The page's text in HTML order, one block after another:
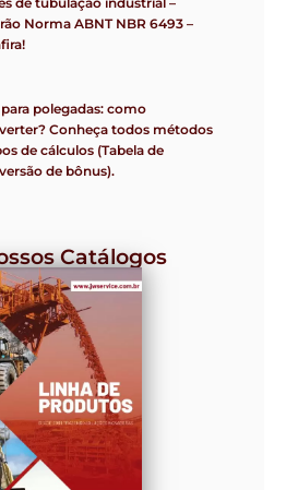
Norma ABNT NBR 6493 –
para polegadas: como
Conheça todos métodos
de cálculos (Tabela de
de bônus).
Catálogos